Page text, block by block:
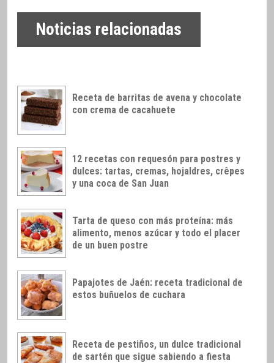
Noticias relacionadas
Receta de barritas de avena y chocolate
con crema de cacahuete
12 recetas con requesón para postres y
dulces: tartas, cremas, hojaldres, crêpes
y una coca de San Juan
Tarta de queso con más proteína: más
alimento, menos azúcar y todo el placer
de un buen postre
Papajotes de Jaén: receta tradicional de
estos buñuelos de cuchara
Receta de pestiños, un dulce tradicional
de sartén que sigue sabiendo a fiesta